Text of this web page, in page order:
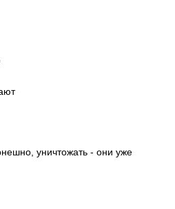
уничтожать - они уже